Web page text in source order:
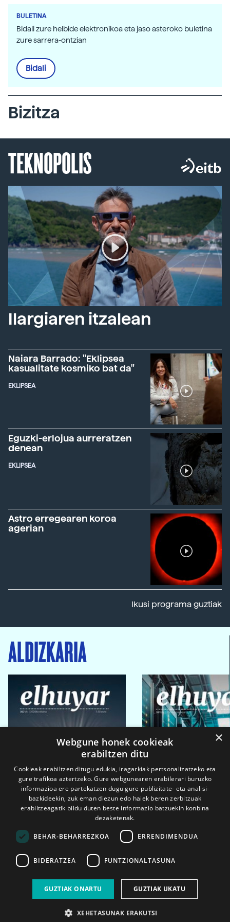
BULETINA
Bidali zure helbide elektronikoa eta jaso asteroko buletina
zure sarrera-ontzian
Bidali
Bizitza
TEKNOPOLIS
Ilargiaren itzalean
Naiara Barrado: "Eklipsea
kasualitate kosmiko bat da"
EKLIPSEA
Eguzki-erlojua aurreratzen
denean
EKLIPSEA
Astro erregearen koroa
agerian
Ikusi programa guztiak
ALDIZKARIA
2026ko eka. 1a 2026ko mar. 1a
×
Webgune honek cookieak
erabiltzen ditu
Cookieak erabiltzen ditugu edukia, iragarkiak pertsonalizatzeko eta
gure trafikoa aztertzeko. Gure webgunearen erabilerari buruzko
informazioa ere partekatzen dugu gure publizitate- eta analisi-
bazkideekin, zuk eman diezun edo haiek beren zerbitzuak
erabiltzeagatik bildu duten beste informazio batzuekin konbina
dezaketenak.
BEHAR-BEHARREZKOA ERRENDIMENDUA
BIDERATZEA FUNTZIONALTASUNA
GUZTIAK ONARTU GUZTIAK UKATU
XEHETASUNAK ERAKUTSI